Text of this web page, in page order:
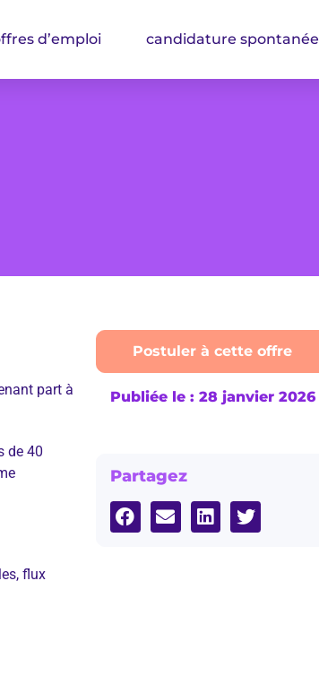
d’emploi candidature spontanée
part à
de 40
flux
Postuler à cette offre
Publiée le : 28 janvier 2026
Partagez